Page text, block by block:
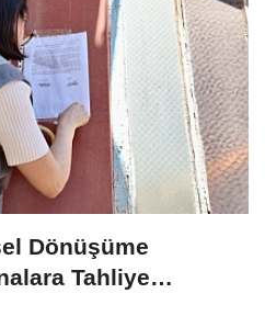
Dönüşüme
Tahliye